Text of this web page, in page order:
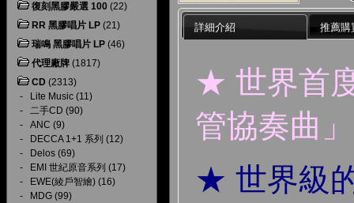
復刻黑膠嚴選 100 (22)
RR 黑膠唱片 LP (21)
瑞鳴 黑膠唱片 LP (46)
代理廠牌 (1817)
CD (2313)
-
Lite Music (11)
- 二手CD (90)
- ANC (9)
-
DECCA 1+1 系列 (12)
-
Delos (69)
-
EMI 世紀原音系列 (17)
-
EWE(綾戶智繪) (16)
-
MDG (99)
詳細介紹 推薦購
★ 世界首
管協奏曲
★ 世界級